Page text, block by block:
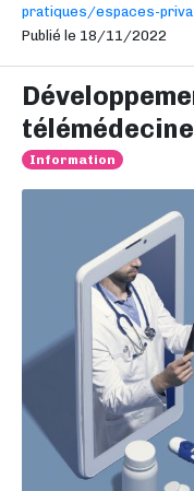
pratiques/espaces-
Publié le 18/11/2022
Information